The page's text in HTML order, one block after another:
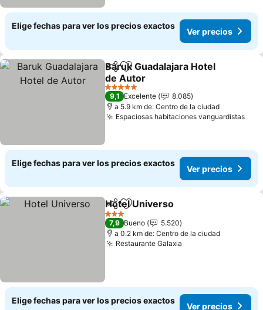
Elige fechas para ver los precios exactos
Ver precios
CompartirAgregar a favoritos
Baruk Guadalajara Hotel
de Autor
Ver precios
5 Estrellas
9,1 Excelente
8.085
a 5.9 km de: Centro de la ciudad
Espaciosas habitaciones vanguardistasVer
Elige fechas para ver los precios exactos
Ver precios
CompartirAgregar a favoritos
Hotel Universo
3 Estrellas
7,9 Bueno
5.520
a 0.2 km de: Centro de la ciudad
Restaurante Galaxia
Elige fechas para ver los precios exactos
Ver precios